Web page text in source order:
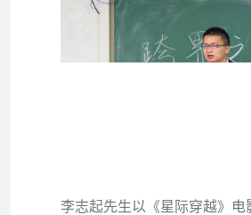
李志起先生以《星际穿越》电